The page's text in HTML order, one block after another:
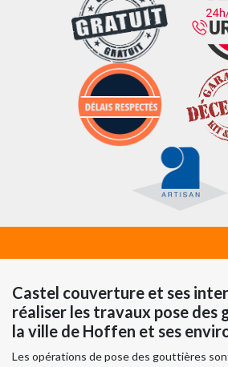
Castel couverture et ses
réaliser les travaux pose des
la ville de Hoffen et ses
Les opérations de pose des gouttières